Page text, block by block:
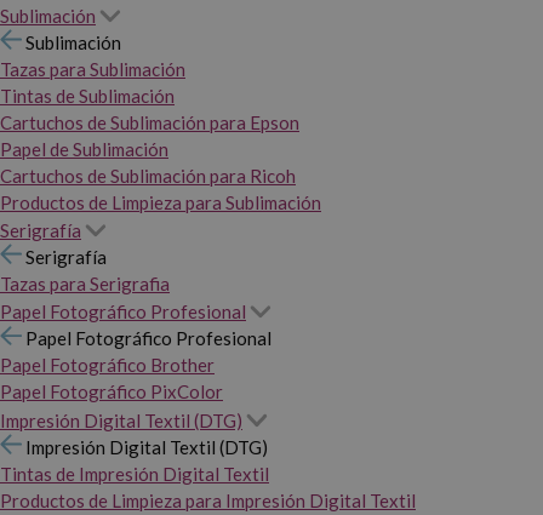
Sublimación
Sublimación
Tazas para Sublimación
Tintas de Sublimación
Cartuchos de Sublimación para Epson
Papel de Sublimación
Cartuchos de Sublimación para Ricoh
Productos de Limpieza para Sublimación
Serigrafía
Serigrafía
Tazas para Serigrafia
Papel Fotográfico Profesional
Papel Fotográfico Profesional
Papel Fotográfico Brother
Papel Fotográfico PixColor
Impresión Digital Textil (DTG)
Impresión Digital Textil (DTG)
Tintas de Impresión Digital Textil
Productos de Limpieza para Impresión Digital Textil